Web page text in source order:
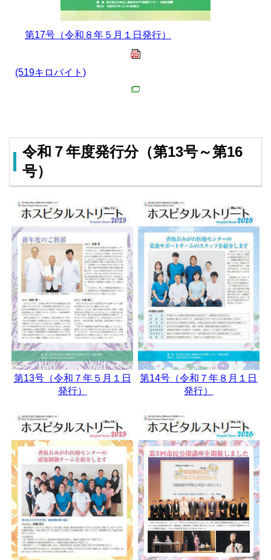
第17号（令和８年５月１日発行）
(519キロバイト)
令和７年度発行分（第13号～第16
号）
第13号（令和７年５月１日
発行）
第14号（令和７年８月１日
発行）